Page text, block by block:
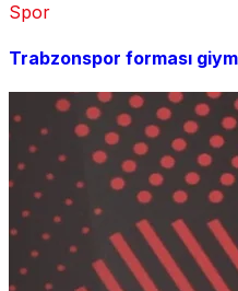
Spor
Trabzonspor forması